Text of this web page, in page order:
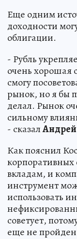
Еще одним
доходности
облигации.
- Рубль
очень хорошая
смогу
рынок, но я бы
делал. Рынок
сильному
- сказал
Как пояснил
корпоративных
вкладам, и
инструмент
использовать
советует,
еще не